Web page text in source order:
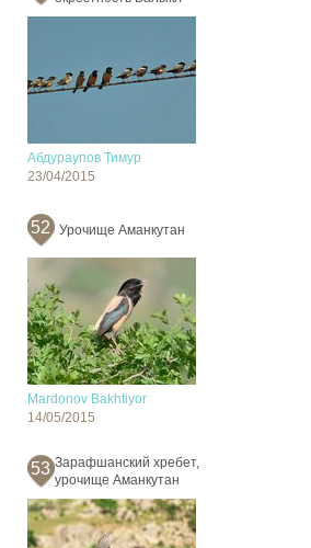
Абдураупов Тимур
23/04/2015
52 Урочище Аманкутан
Mardonov Bakhtiyor
14/05/2015
53 Зарафшанский хребет,
урочище Аманкутан